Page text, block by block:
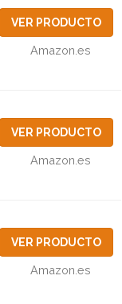
VER PRODUCTO
Amazon.es
VER PRODUCTO
Amazon.es
VER PRODUCTO
Amazon.es